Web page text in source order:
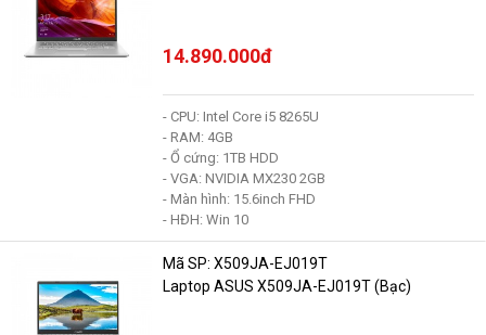
14.890.000đ
- CPU: Intel Core i5 8265U
- RAM: 4GB
- Ổ cứng: 1TB HDD
- VGA: NVIDIA MX230 2GB
- Màn hình: 15.6inch FHD
- HĐH: Win 10
Mã SP: X509JA-EJ019T
Laptop ASUS X509JA-EJ019T (Bạc)